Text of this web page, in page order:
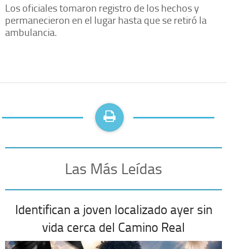
Los oficiales tomaron registro de los hechos y
permanecieron en el lugar hasta que se retiró la
ambulancia.
Las Más Leídas
Identifican a joven localizado ayer sin
vida cerca del Camino Real